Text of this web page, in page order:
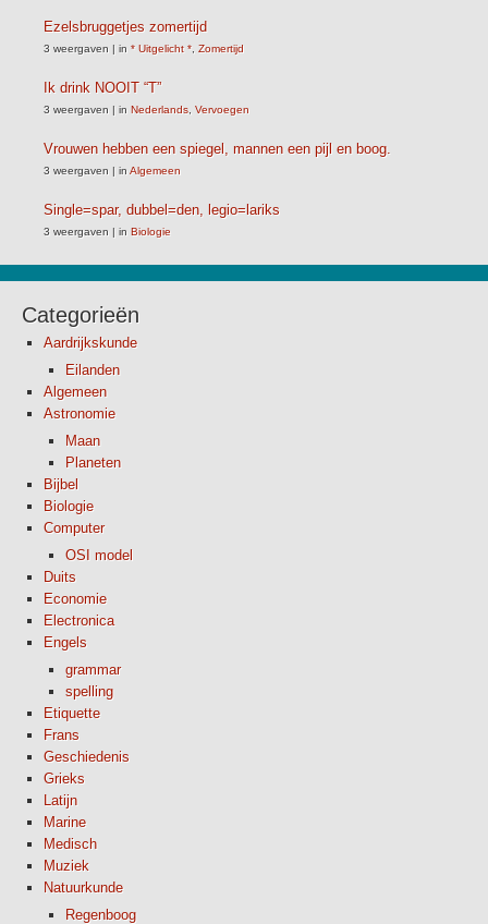
Ezelsbruggetjes zomertijd
3 weergaven | in * Uitgelicht * Zomertijd
Ik drink NOOIT “T”
3 weergaven | in Nederlands Vervoegen
Vrouwen hebben een spiegel, mannen een pijl en boog.
3 weergaven | in Algemeen
Single=spar, dubbel=den, legio=lariks
3 weergaven | in Biologie
Categorieën
Aardrijkskunde
Eilanden
Algemeen
Astronomie
Maan
Planeten
Bijbel
Biologie
Computer
OSI model
Duits
Economie
Electronica
Engels
grammar
spelling
Etiquette
Frans
Geschiedenis
Grieks
Latijn
Marine
Medisch
Muziek
Natuurkunde
Regenboog